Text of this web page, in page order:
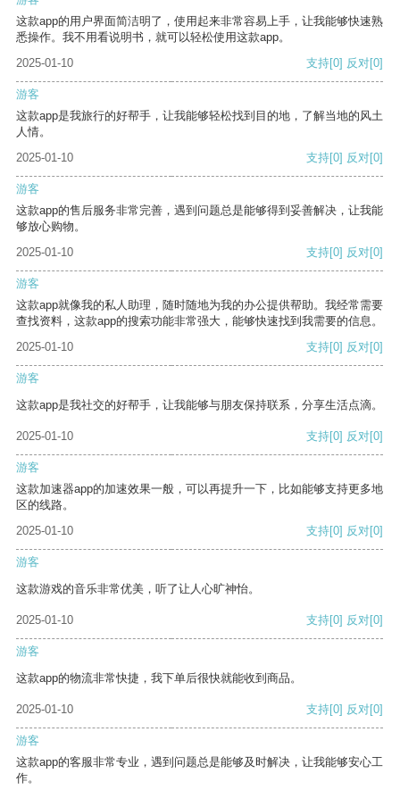
这款app的用户界面简洁明了，使用起来非常容易上手，让我能够快速熟
悉操作。我不用看说明书，就可以轻松使用这款app。
2025-01-10
支持[0] 反对[0]
游客
这款app是我旅行的好帮手，让我能够轻松找到目的地，了解当地的风土
人情。
2025-01-10
支持[0] 反对[0]
游客
这款app的售后服务非常完善，遇到问题总是能够得到妥善解决，让我能
够放心购物。
2025-01-10
支持[0] 反对[0]
游客
这款app就像我的私人助理，随时随地为我的办公提供帮助。我经常需要
查找资料，这款app的搜索功能非常强大，能够快速找到我需要的信息。
2025-01-10
支持[0] 反对[0]
游客
这款app是我社交的好帮手，让我能够与朋友保持联系，分享生活点滴。
2025-01-10 支持[0] 反对[0]
游客
这款加速器app的加速效果一般，可以再提升一下，比如能够支持更多地
区的线路。
2025-01-10
支持[0] 反对[0]
游客
这款游戏的音乐非常优美，听了让人心旷神怡。
2025-01-10 支持[0] 反对[0]
游客
这款app的物流非常快捷，我下单后很快就能收到商品。
2025-01-10 支持[0] 反对[0]
游客
这款app的客服非常专业，遇到问题总是能够及时解决，让我能够安心工
作。